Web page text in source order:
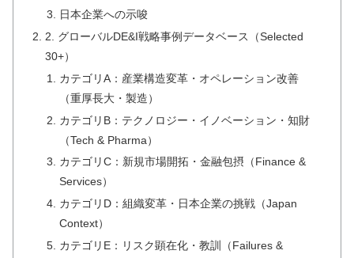
日本企業への示唆
2. グローバルDE&I戦略事例データベース（Selected
30+）
カテゴリA：産業構造変革・オペレーション改善
（重厚長大・製造）
カテゴリB：テクノロジー・イノベーション・知財
（Tech & Pharma）
カテゴリC：新規市場開拓・金融包摂（Finance &
Services）
カテゴリD：組織変革・日本企業の挑戦（Japan
Context）
カテゴリE：リスク顕在化・教訓（Failures &